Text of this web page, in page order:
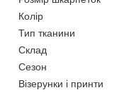
Колір
Тип тканини
Склад
Сезон
Візерунки і принти